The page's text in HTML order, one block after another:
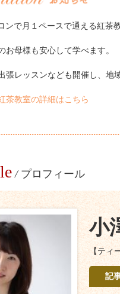
ンで月１ペースで通える紅茶
お母様も安心して学べます。
張レッスンなども開催し、地
茶教室の詳細はこちら
/ プロフィール
小
【ティ
記